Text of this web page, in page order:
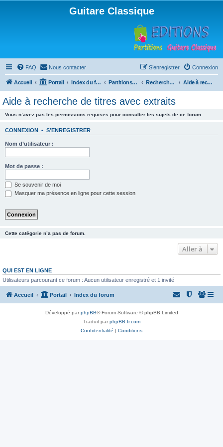
Guitare Classique
FAQ Nous contacter Connexion
S’enregistrer
Accueil Portail Index du forum Partitions pour guitare en libre téléchargement Recherche de ressources musicales Aide à recherche de titres avec extraits
Aide à recherche de titres avec extraits
Vous n’avez pas les permissions requises pour consulter les sujets de ce forum.
CONNEXION • S’ENREGISTRER
Nom d’utilisateur :
Mot de passe :
Se souvenir de moi
Masquer ma présence en ligne pour cette session
Cette catégorie n’a pas de forum.
Aller à
QUI EST EN LIGNE
Utilisateurs parcourant ce forum : Aucun utilisateur enregistré et 1 invité
Accueil Portail Index du forum
Développé parphpBB® Forum Software © phpBB Limited
Traduit parphpBB-fr.com
Confidentialité | Conditions